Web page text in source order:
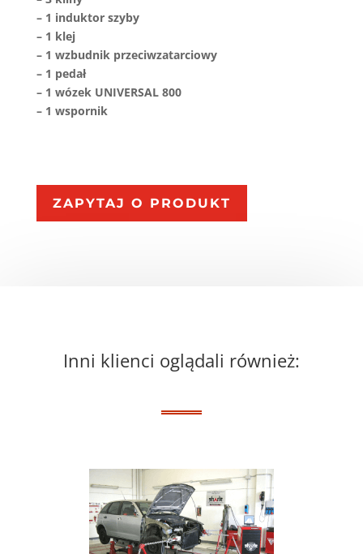
– 1 induktor szyby
– 1 klej
– 1 wzbudnik przeciwzatarciowy
– 1 pedał
– 1 wózek UNIVERSAL 800
– 1 wspornik
ZAPYTAJ O PRODUKT
Inni klienci oglądali również: